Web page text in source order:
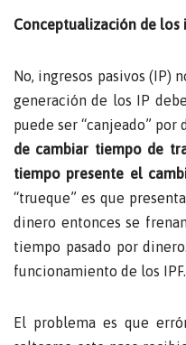
Conceptualización de los
No, ingresos pasivos (IP)
generación de los IP
puede ser “canjeado” por
de cambiar tiempo de
tiempo presente el
“trueque” es que
dinero entonces se
tiempo pasado por
funcionamiento de los IPF.
El problema es que